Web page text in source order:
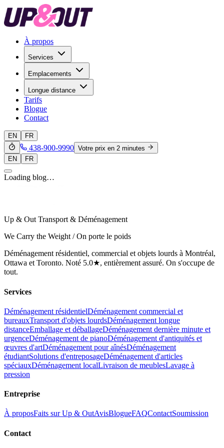
À propos
Services
Emplacements
Longue distance
Tarifs
Blogue
Contact
EN FR
438-900-9990 Votre prix en 2 minutes
EN
FR
Loading blog…
Up & Out Transport & Déménagement
We Carry the Weight / On porte le poids
Déménagement résidentiel, commercial et objets lourds à Montréal,
Ottawa et Toronto. Noté 5.0★, entièrement assuré. On s'occupe de
tout.
Services
Déménagement résidentielDéménagement commercial et
bureauxTransport d'objets lourdsDéménagement longue
distanceEmballage et déballageDéménagement dernière minute et
urgenceDéménagement de pianoDéménagement d'antiquités et
œuvres d'artDéménagement pour aînésDéménagement
étudiantSolutions d'entreposageDéménagement d'articles
spéciauxDéménagement localLivraison de meublesLavage à
pression
Entreprise
À proposFaits sur Up & OutAvisBlogueFAQContactSoumission
Contact